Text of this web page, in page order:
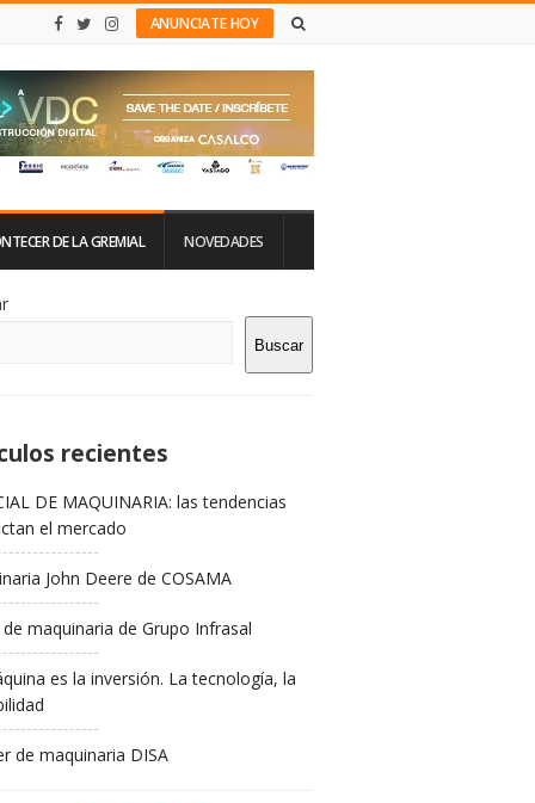
ANUNCIATE HOY
DE LA GREMIAL NOVEDADES
Buscar
recientes
DE MAQUINARIA: las tendencias
el mercado
John Deere de COSAMA
maquinaria de Grupo Infrasal
es la inversión. La tecnología, la
de maquinaria DISA